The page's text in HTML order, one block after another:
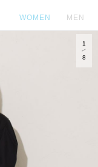
WOMEN MEN
1
8